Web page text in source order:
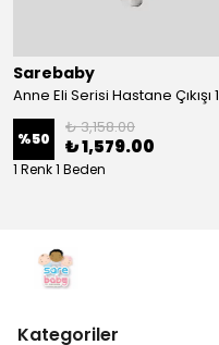
Sarebaby
%50
₺ 3,158.00
₺ 1,579.00
1 Renk 1 Beden
Kategoriler